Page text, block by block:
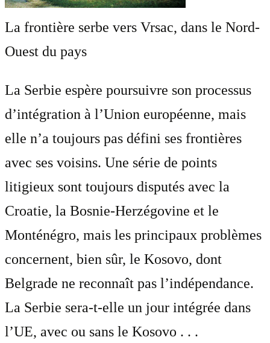
La frontière serbe vers Vrsac, dans le Nord-
Ouest du pays
La Serbie espère poursuivre son processus
d’intégration à l’Union européenne, mais
elle n’a toujours pas défini ses frontières
avec ses voisins. Une série de points
litigieux sont toujours disputés avec la
Croatie, la Bosnie-Herzégovine et le
Monténégro, mais les principaux problèmes
concernent, bien sûr, le Kosovo, dont
Belgrade ne reconnaît pas l’indépendance.
La Serbie sera-t-elle un jour intégrée dans
l’UE, avec ou sans le Kosovo . . .